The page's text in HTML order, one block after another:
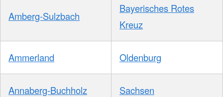
Amberg-Sulzbach
Bayerisches Rotes
Kreuz
Ammerland Oldenburg
Annaberg-Buchholz Sachsen